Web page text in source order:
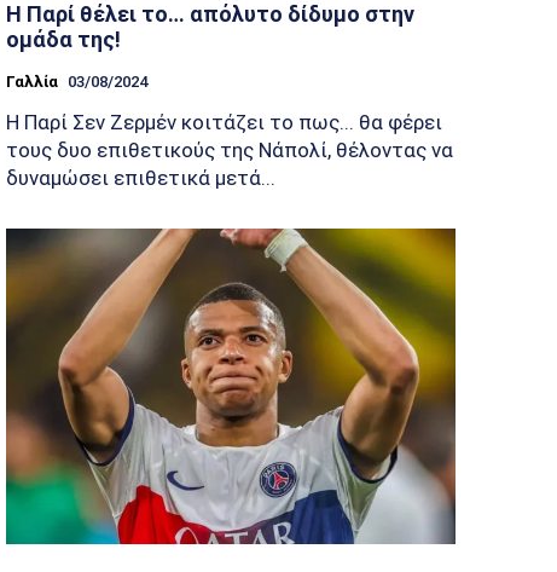
Η Παρί θέλει το… απόλυτο δίδυμο στην
ομάδα της!
Γαλλία 03/08/2024
Η Παρί Σεν Ζερμέν κοιτάζει το πως... θα φέρει
τους δυο επιθετικούς της Νάπολί, θέλοντας να
δυναμώσει επιθετικά μετά...